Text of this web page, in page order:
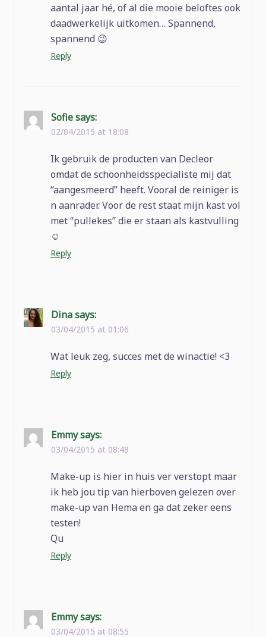
aantal jaar hé, of al die mooie beloftes ook
daadwerkelijk uitkomen… Spannend,
spannend 😉
Reply
Sofie says:
02/04/2015 at 18:08
Ik gebruik de producten van Decleor
omdat de schoonheidsspecialiste mij dat
“aangesmeerd” heeft. Vooral de reiniger is
n aanrader. Voor de rest staat mijn kast vol
met “pullekes” die er staan als kastvulling
☺
Reply
Dina says:
03/04/2015 at 01:06
Wat leuk zeg, succes met de winactie! <3
Reply
Emmy says:
03/04/2015 at 08:48
Make-up is hier in huis ver verstopt maar
ik heb jou tip van hierboven gelezen over
make-up van Hema en ga dat zeker eens
testen!
Qu
Reply
Emmy says:
03/04/2015 at 08:55